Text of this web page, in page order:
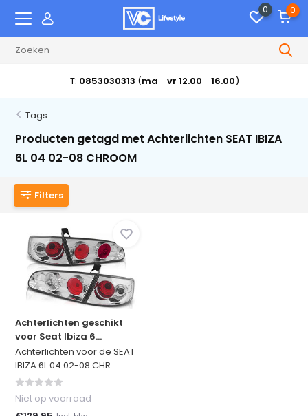
0 0
T: 0853030313 (ma - vr 12.00 - 16.00)
Tags
Producten getagd met Achterlichten SEAT IBIZA
6L 04 02-08 CHROOM
Filters
Achterlichten geschikt
voor Seat Ibiza 6...
Achterlichten voor de SEAT
IBIZA 6L 04 02-08 CHR...
Niet op voorraad